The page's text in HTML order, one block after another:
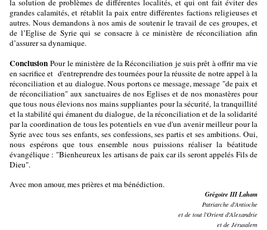
la solution de problèmes de différentes localités, et qui ont fait éviter des
grandes calamités, et rétablit la paix entre différentes factions religieuses et
autres. Nous demandons à nos amis de soutenir le travail de ces groupes, et
de l’Eglise de Syrie qui se consacre à ce ministère de réconciliation afin
d’assurer sa dynamique.
Conclusion Pour le ministère de la Réconciliation je suis prêt à offrir ma vie
en sacrifice et d'entreprendre des tournées pour la réussite de notre appel à la
réconciliation et au dialogue. Nous portons ce message, message "de paix et
de réconciliation" aux sanctuaires de nos Eglises et de nos monastères pour
que tous nous élevions nos mains suppliantes pour la sécurité, la tranquillité
et la stabilité qui émanent du dialogue, de la réconciliation et de la solidarité
par la coordination de tous les potentiels en vue d'un avenir meilleur pour la
Syrie avec tous ses enfants, ses confessions, ses partis et ses ambitions. Oui,
nous espérons que tous ensemble nous puissions réaliser la béatitude
évangélique : "Bienheureux les artisans de paix car ils seront appelés Fils de
Dieu".
Avec mon amour, mes prières et ma bénédiction.
Grégoire III Laham
Patriarche d'Antioche
et de tout l'Orient d'Alexandrie
et de Jérusalem